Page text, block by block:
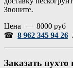
Звоните.
Цена — 8000 руб
☎ 8 962 345 94 26
Заказать